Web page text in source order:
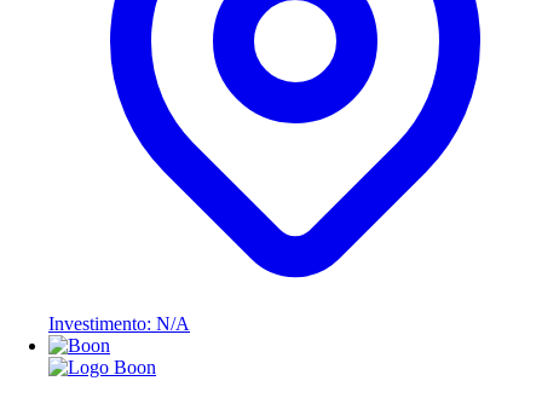
Investimento: N/A